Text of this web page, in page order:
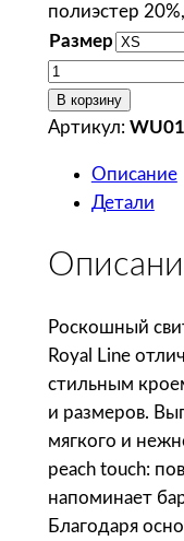
полиэстер
Размер
К
о
л
т
о
т
о
в
а
р
а
B
В корзину
Артикул:
Описание
Детали
Роскошный
Royal Line
стильным
и размеров.
мягкого и
peach touch:
напоминает
Благодаря